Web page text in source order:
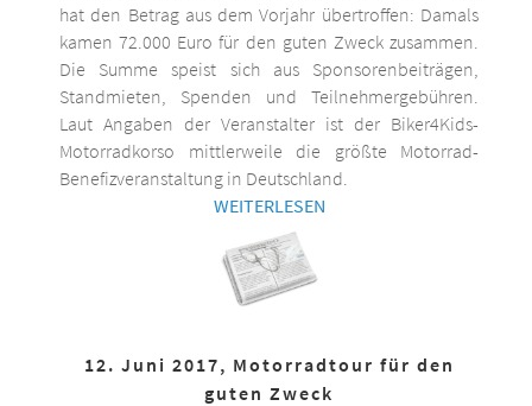
hat den Betrag aus dem Vorjahr übertroffen: Damals
kamen 72.000 Euro für den guten Zweck zusammen.
Die Summe speist sich aus Sponsorenbeiträgen,
Standmieten, Spenden und Teilnehmergebühren.
Laut Angaben der Veranstalter ist der Biker4Kids-
Motorradkorso mittlerweile die größte Motorrad-
Benefizveranstaltung in Deutschland.
WEITERLESEN
12. Juni 2017, Motorradtour für den
guten Zweck